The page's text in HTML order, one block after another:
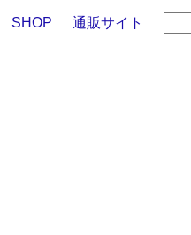
SHOP 通販サイト